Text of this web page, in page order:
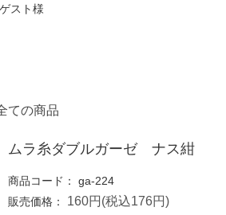
スト様
ての商品
ムラ糸ダブルガーゼ ナス紺
商品コード：
ga-224
販売価格：
160円(税込176円)